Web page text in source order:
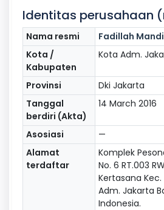
Identitas perusahaan
Nama resmi
Fadillah
Kota /
Kabupaten
Kota Adm.
Provinsi
Dki Jakarta
Tanggal
berdiri (Akta)
14 March 2016
Asosiasi
—
Alamat
terdaftar
Komplek
No. 6 RT.003
Kertasana
Adm. Jakarta
Indonesia.